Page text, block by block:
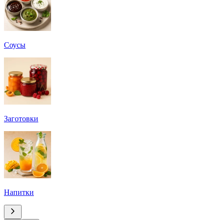
Соусы
Заготовки
Напитки